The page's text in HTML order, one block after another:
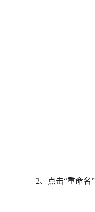
2、点击“重命名”